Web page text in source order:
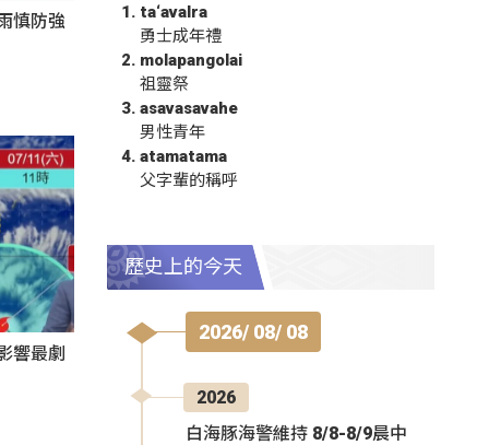
慎防強
響最劇
ta‘avalra
勇士成年禮
molapangolai
祖靈祭
asavasavahe
男性青年
atamatama
父字輩的稱呼
歷史上的今天
2026/ 08/ 08
2026
白海豚海警維持 8/8-8/9晨中